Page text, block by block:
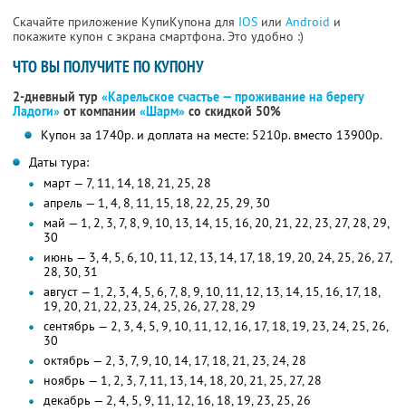
Скачайте приложение КупиКупона для IOS или Android и
покажите купон с экрана смартфона. Это удобно :)
ЧТО ВЫ ПОЛУЧИТЕ ПО КУПОНУ
2-дневный тур «Карельское счастье — проживание на берегу
Ладоги» от компании «Шарм» со скидкой 50%
Купон за 1740р. и доплата на месте: 5210р. вместо 13900р.
Даты тура:
март — 7, 11, 14, 18, 21, 25, 28
апрель — 1, 4, 8, 11, 15, 18, 22, 25, 29, 30
май — 1, 2, 3, 7, 8, 9, 10, 13, 14, 15, 16, 20, 21, 22, 23, 27, 28, 29,
30
июнь — 3, 4, 5, 6, 10, 11, 12, 13, 14, 17, 18, 19, 20, 24, 25, 26, 27,
28, 30, 31
август — 1, 2, 3, 4, 5, 6, 7, 8, 9, 10, 11, 12, 13, 14, 15, 16, 17, 18,
19, 20, 21, 22, 23, 24, 25, 26, 27, 28, 29
сентябрь — 2, 3, 4, 5, 9, 10, 11, 12, 16, 17, 18, 19, 23, 24, 25, 26,
30
октябрь — 2, 3, 7, 9, 10, 14, 17, 18, 21, 23, 24, 28
ноябрь — 1, 2, 3, 7, 11, 13, 14, 18, 20, 21, 25, 27, 28
декабрь — 2, 4, 5, 9, 11, 12, 16, 18, 19, 23, 25, 26